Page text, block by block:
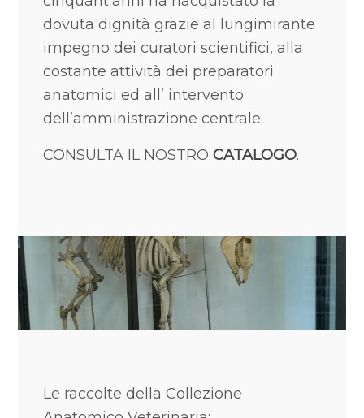
dovuta dignità grazie al lungimirante
impegno dei curatori scientifici, alla
costante attività dei preparatori
anatomici ed all’ intervento
dell’amministrazione centrale.
CONSULTA IL NOSTRO CATALOGO.
Le raccolte della Collezione